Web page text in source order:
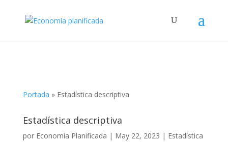
Portada » Estadística descriptiva
Estadística descriptiva
por Economía Planificada | May 22, 2023 | Estadística